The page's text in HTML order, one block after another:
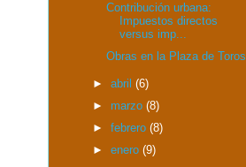
Contribución urbana:
Impuestos directos
versus imp...
Obras en la Plaza de Toros
► abril (6)
► marzo (8)
► febrero (8)
► enero (9)